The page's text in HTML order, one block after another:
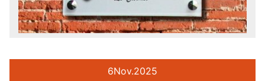
6Nov.2025